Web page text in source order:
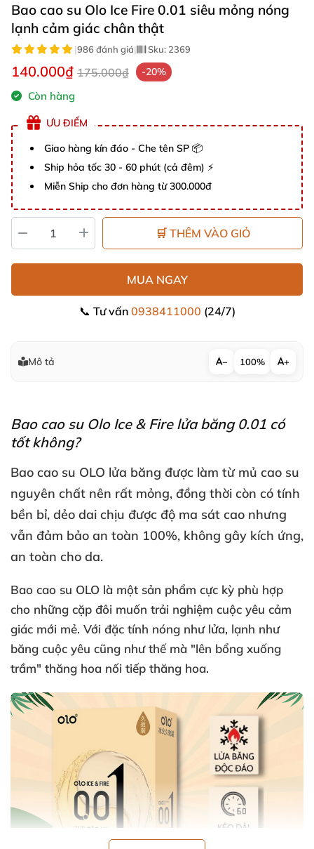
Bao cao su Olo Ice Fire 0.01 siêu mỏng nóng
lạnh cảm giác chân thật
|986 đánh giá| Sku: 2369
140.000₫ 175.000₫ -20%
Còn hàng
ƯU ĐIỂM
Giao hàng kín đáo - Che tên SP 📦
Ship hỏa tốc 30 - 60 phút (cả đêm) ⚡
Miễn Ship cho đơn hàng từ 300.000đ
🛒 THÊM VÀO GIỎ
MUA NGAY
📞 Tư vấn 0938411000 (24/7)
Mô tả − 100% +
Bao cao su Olo Ice & Fire lửa băng 0.01 có
tốt không?
Bao cao su OLO lửa băng được làm từ mủ cao su
nguyên chất nên rất mỏng, đồng thời còn có tính
bền bỉ, dẻo dai chịu được độ ma sát cao nhưng
vẫn đảm bảo an toàn 100%, không gây kích ứng,
an toàn cho da.
Bao cao su OLO là một sản phẩm cực kỳ phù hợp
cho những cặp đôi muốn trải nghiệm cuộc yêu cảm
giác mới mẻ. Với đặc tính nóng như lửa, lạnh như
băng cuộc yêu cũng như thế mà "lên bổng xuống
trầm" thăng hoa nối tiếp thăng hoa.